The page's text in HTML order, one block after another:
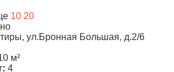
10 20
ул.Бронная Большая, д.2/6
м²
4